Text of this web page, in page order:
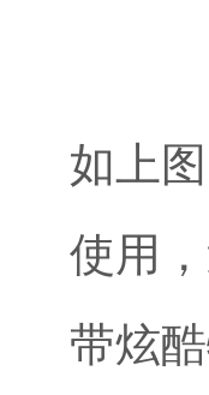
如上
使用
带炫